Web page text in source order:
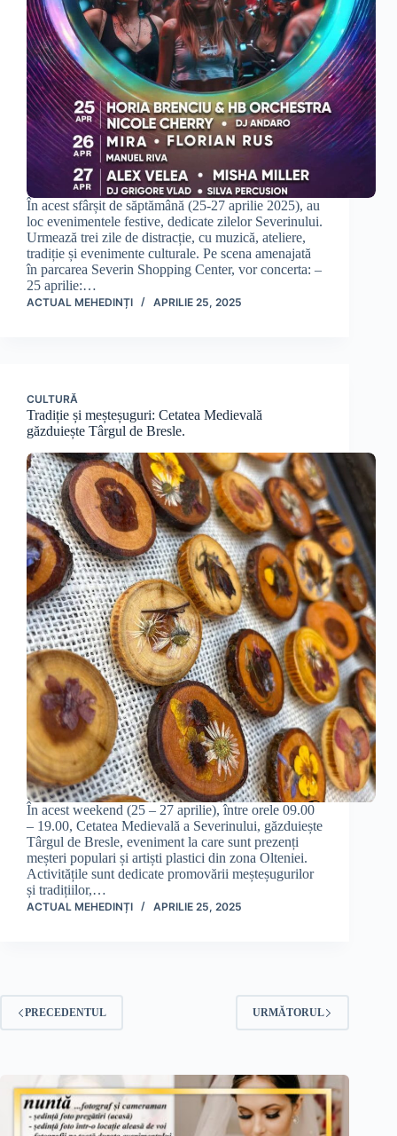
În acest sfârșit de săptămână (25-27 aprilie 2025), au
loc evenimentele festive, dedicate zilelor Severinului.
Urmează trei zile de distracție, cu muzică, ateliere,
tradiție și evenimente culturale. Pe scena amenajată
în parcarea Severin Shopping Center, vor concerta: –
25 aprilie:…
ACTUAL MEHEDINȚI APRILIE 25, 2025
CULTURĂ
Tradiție și meșteșuguri: Cetatea Medievală
găzduiește Târgul de Bresle.
În acest weekend (25 – 27 aprilie), între orele 09.00
– 19.00, Cetatea Medievală a Severinului, găzduiește
Târgul de Bresle, eveniment la care sunt prezenți
meșteri populari și artiști plastici din zona Olteniei.
Activitățile sunt dedicate promovării meșteșugurilor
și tradițiilor,…
ACTUAL MEHEDINȚI APRILIE 25, 2025
PRECEDENTUL URMĂTORUL